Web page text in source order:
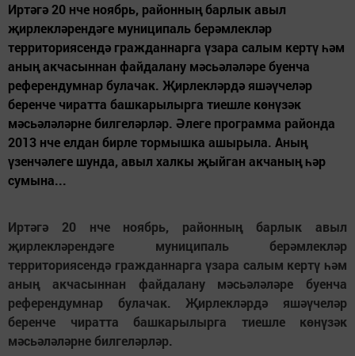
Иртәгә 20 нче ноябрь, районның барлык авыл
җирлекләрендәге муниципаль берәмлекләр
территориясендә гражданнарга үзара салым кертү һәм
аның акчасыннан файдалану мәсьәләләре буенча
референдумнар булачак. Җирлекләрдә яшәүчеләр
беренче чиратта башкарылырга тиешле көнүзәк
мәсьәләләрне билгеләрләр. Әлеге программа районда
2013 нче елдан бирле тормышка ашырыла. Аның
үзенчәлеге шунда, авыл халкы җыйган акчаның һәр
сумына...
Иртәгә 20 нче ноябрь, районның барлык авыл
җирлекләрендәге муниципаль берәмлекләр
территориясендә гражданнарга үзара салым кертү һәм
аның акчасыннан файдалану мәсьәләләре буенча
референдумнар булачак. Җирлекләрдә яшәүчеләр
беренче чиратта башкарылырга тиешле көнүзәк
мәсьәләләрне билгеләрләр.